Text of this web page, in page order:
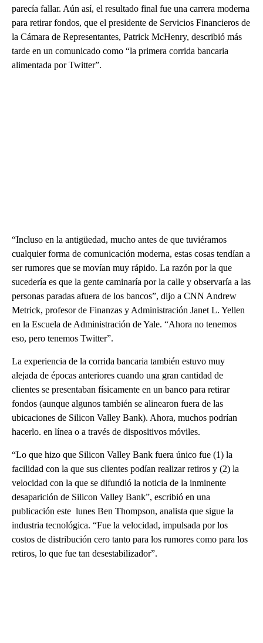
parecía fallar. Aún así, el resultado final fue una carrera moderna
para retirar fondos, que el presidente de Servicios Financieros de
la Cámara de Representantes, Patrick McHenry, describió más
tarde en un comunicado como “la primera corrida bancaria
alimentada por Twitter”.
“Incluso en la antigüedad, mucho antes de que tuviéramos
cualquier forma de comunicación moderna, estas cosas tendían a
ser rumores que se movían muy rápido. La razón por la que
sucedería es que la gente caminaría por la calle y observaría a las
personas paradas afuera de los bancos”, dijo a CNN Andrew
Metrick, profesor de Finanzas y Administración Janet L. Yellen
en la Escuela de Administración de Yale. “Ahora no tenemos
eso, pero tenemos Twitter”.
La experiencia de la corrida bancaria también estuvo muy
alejada de épocas anteriores cuando una gran cantidad de
clientes se presentaban físicamente en un banco para retirar
fondos (aunque algunos también se alinearon fuera de las
ubicaciones de Silicon Valley Bank). Ahora, muchos podrían
hacerlo. en línea o a través de dispositivos móviles.
“Lo que hizo que Silicon Valley Bank fuera único fue (1) la
facilidad con la que sus clientes podían realizar retiros y (2) la
velocidad con la que se difundió la noticia de la inminente
desaparición de Silicon Valley Bank”, escribió en una
publicación este lunes Ben Thompson, analista que sigue la
industria tecnológica. “Fue la velocidad, impulsada por los
costos de distribución cero tanto para los rumores como para los
retiros, lo que fue tan desestabilizador”.